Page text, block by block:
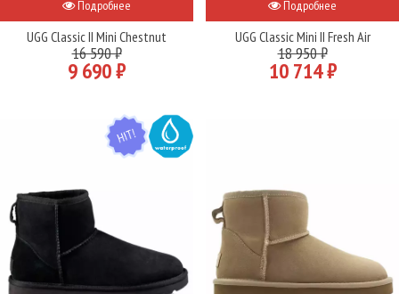
Подробнее
UGG Classic II Mini Chestnut
16 590 ₽
9 690 ₽
Подробнее
UGG Classic Mini II Fresh Air
18 950 ₽
10 714 ₽
HIT WATER